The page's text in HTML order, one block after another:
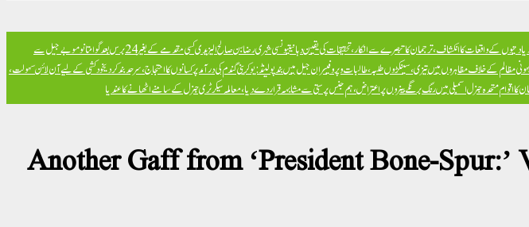
کے واقعات کا انکشاف، ترجمان کا تبصرے سے انکار، تحقیقات کی یقین دہانی
تیونسی شہری رضا بن صالح الیزیدی کسی مقدمے کے بغیر 24 برس بعد گوانتانوموبے جیل سے
مظالم کے خلاف مظاہروں میں تیزی، سینکڑوں طلبہ، طالبات و پروفیسران جیل میں بندپولینڈ: یوکرینی گندم کی درآمد پر کسانوں کا احتجاج، سرحد بند کر دیخود کشی کے لیے آن لائن سہولت،
کا اقوام متحدہ جنرل اسمبلی میں رنگ برنگے بینروں پر اعتراض، ہم جنس پرستی سے مشابہہ قرار دے دیا، معاملہ سیکرٹری جنرل کے سامنے اٹھانے کا عندیا
Another Gaff from ‘President Bone-